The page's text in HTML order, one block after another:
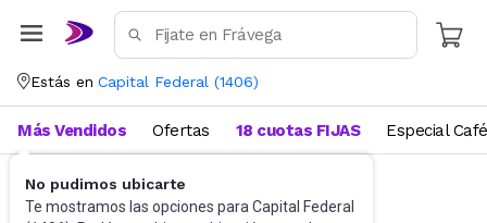
Estás en Capital Federal (1406)
No pudimos ubicarte
Te mostramos las opciones para Capital Federal
Más Vendidos Ofertas 18 cuotas FIJAS Especial Café
Bazar Baterías de cocina y ollas